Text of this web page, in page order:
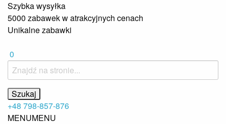
Szybka wysyłka
5000 zabawek w atrakcyjnych cenach
Unikalne zabawki
0
+48 798-857-876
MENUMENU